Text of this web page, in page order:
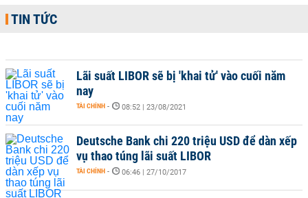
TIN TỨC
Lãi suất LIBOR sẽ bị 'khai tử' vào cuối năm
nay
TÀI CHÍNH - 08:52 | 23/08/2021
Deutsche Bank chi 220 triệu USD để dàn xếp
vụ thao túng lãi suất LIBOR
TÀI CHÍNH - 06:46 | 27/10/2017